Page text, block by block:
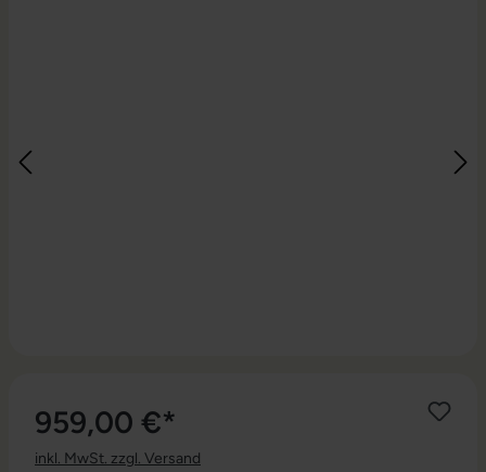
959,00 €*
inkl. MwSt. zzgl. Versand